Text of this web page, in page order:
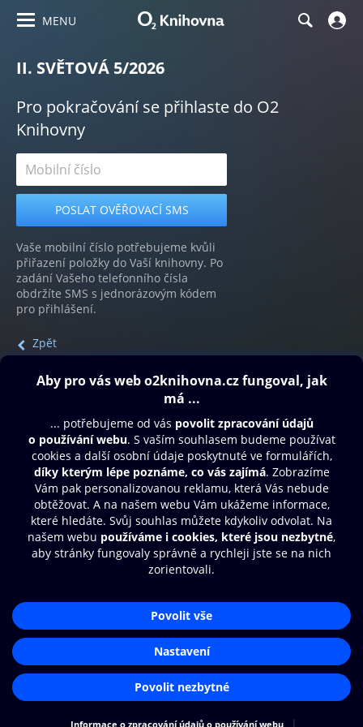
MENU
II. SVĚTOVÁ 5/2026
Pro pokračování se přihlaste do O2
Knihovny
Vaše mobilní číslo potřebujeme kvůli
přiřazení položky do Vaší knihovny. Po
zadání Vašeho telefonního čísla
obdržíte SMS s jednorázovým kódem
pro přihlášení.
Zpět
Obsah ke stažení
Moje O2 Knihovna
Další zábava
© O2 Czech Republic a.s.
Přístupnost
Zásady zpracování osobních údajů
Nastavení cookies
Aplikace O2 Knihovna
Čti a poslouchej své e-knihy a
audioknihy rychleji a pohodlněji.